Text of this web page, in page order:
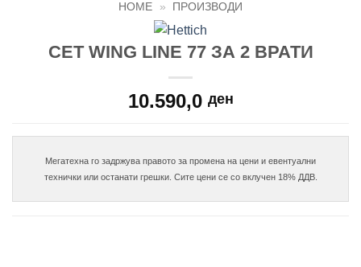
HOME » ПРОИЗВОДИ
СЕТ WING LINE 77 ЗА 2 ВРАТИ
10.590,0 ден
Мегатехна го задржува правото за промена на цени и евентуални